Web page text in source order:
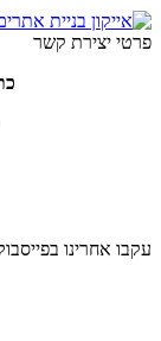
פרטי יצירת קשר
עקבו אחרינו